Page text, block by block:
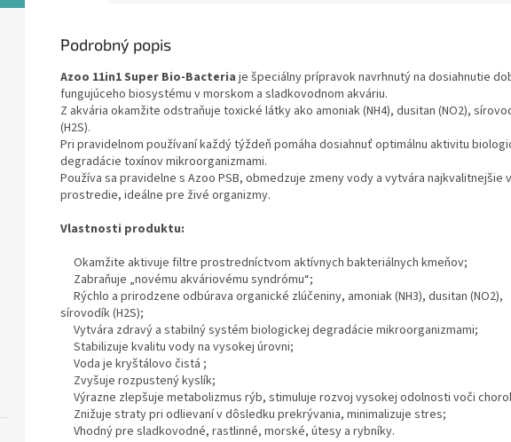
Podrobný popis
Azoo 11in1 Super Bio-Bacteria je špeciálny prípravok navrhnutý na dosiahnutie
fungujúceho biosystému v morskom a sladkovodnom akváriu.
Z akvária okamžite odstraňuje toxické látky ako amoniak (NH4), dusitan (NO2),
(H2S).
Pri pravidelnom používaní každý týždeň pomáha dosiahnuť optimálnu aktivitu
degradácie toxínov mikroorganizmami.
Používa sa pravidelne s Azoo PSB, obmedzuje zmeny vody a vytvára najkvalitnejšie
prostredie, ideálne pre živé organizmy.
Vlastnosti produktu:
Okamžite aktivuje filtre prostredníctvom aktívnych bakteriálnych kmeňov;
Zabraňuje „novému akváriovému syndrómu“;
Rýchlo a prirodzene odbúrava organické zlúčeniny, amoniak (NH3), dusitan (NO2),
sírovodík (H2S);
Vytvára zdravý a stabilný systém biologickej degradácie mikroorganizmami;
Stabilizuje kvalitu vody na vysokej úrovni;
Voda je kryštálovo čistá ;
Zvyšuje rozpustený kyslík;
Výrazne zlepšuje metabolizmus rýb, stimuluje rozvoj vysokej odolnosti voči
Znižuje straty pri odlievaní v dôsledku prekrývania, minimalizuje stres;
Vhodný pre sladkovodné, rastlinné, morské, útesy a rybníky.